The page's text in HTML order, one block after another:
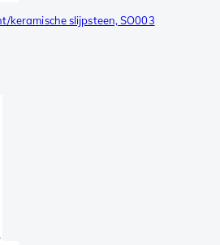
keramische slijpsteen, SO003